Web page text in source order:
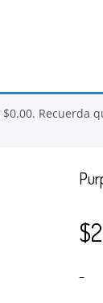
$0.00. Recuerda
$
–